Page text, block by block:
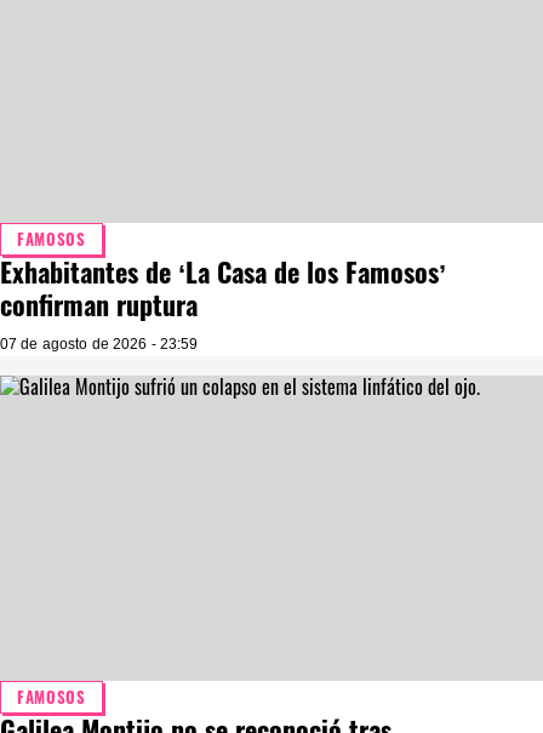
FAMOSOS
Exhabitantes de ‘La Casa de los Famosos’
confirman ruptura
07 de agosto de 2026 - 23:59
FAMOSOS